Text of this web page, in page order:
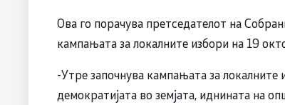
Ова го порачува претседателот на
кампањата за локалните избори на 19
-Утре започнува кампањата за
демократијата во земјата, иднината на